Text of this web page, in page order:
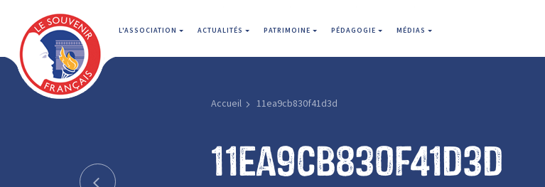
L'ASSOCIATION ACTUALITÉS PATRIMOINE PÉDAGOGIE MÉDIAS
Accueil 11ea9cb830f41d3d
11ea9cb830f41d3d